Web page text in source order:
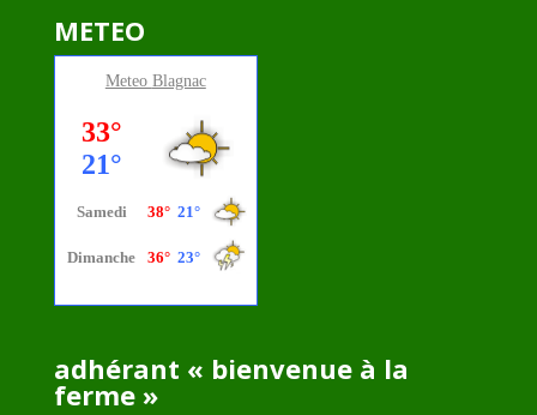
METEO
Meteo Blagnac
adhérant « bienvenue à la
ferme »